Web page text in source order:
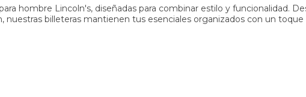
hombre Lincoln's, diseñadas para combinar estilo y funcionalidad.
nuestras billeteras mantienen tus esenciales organizados con un